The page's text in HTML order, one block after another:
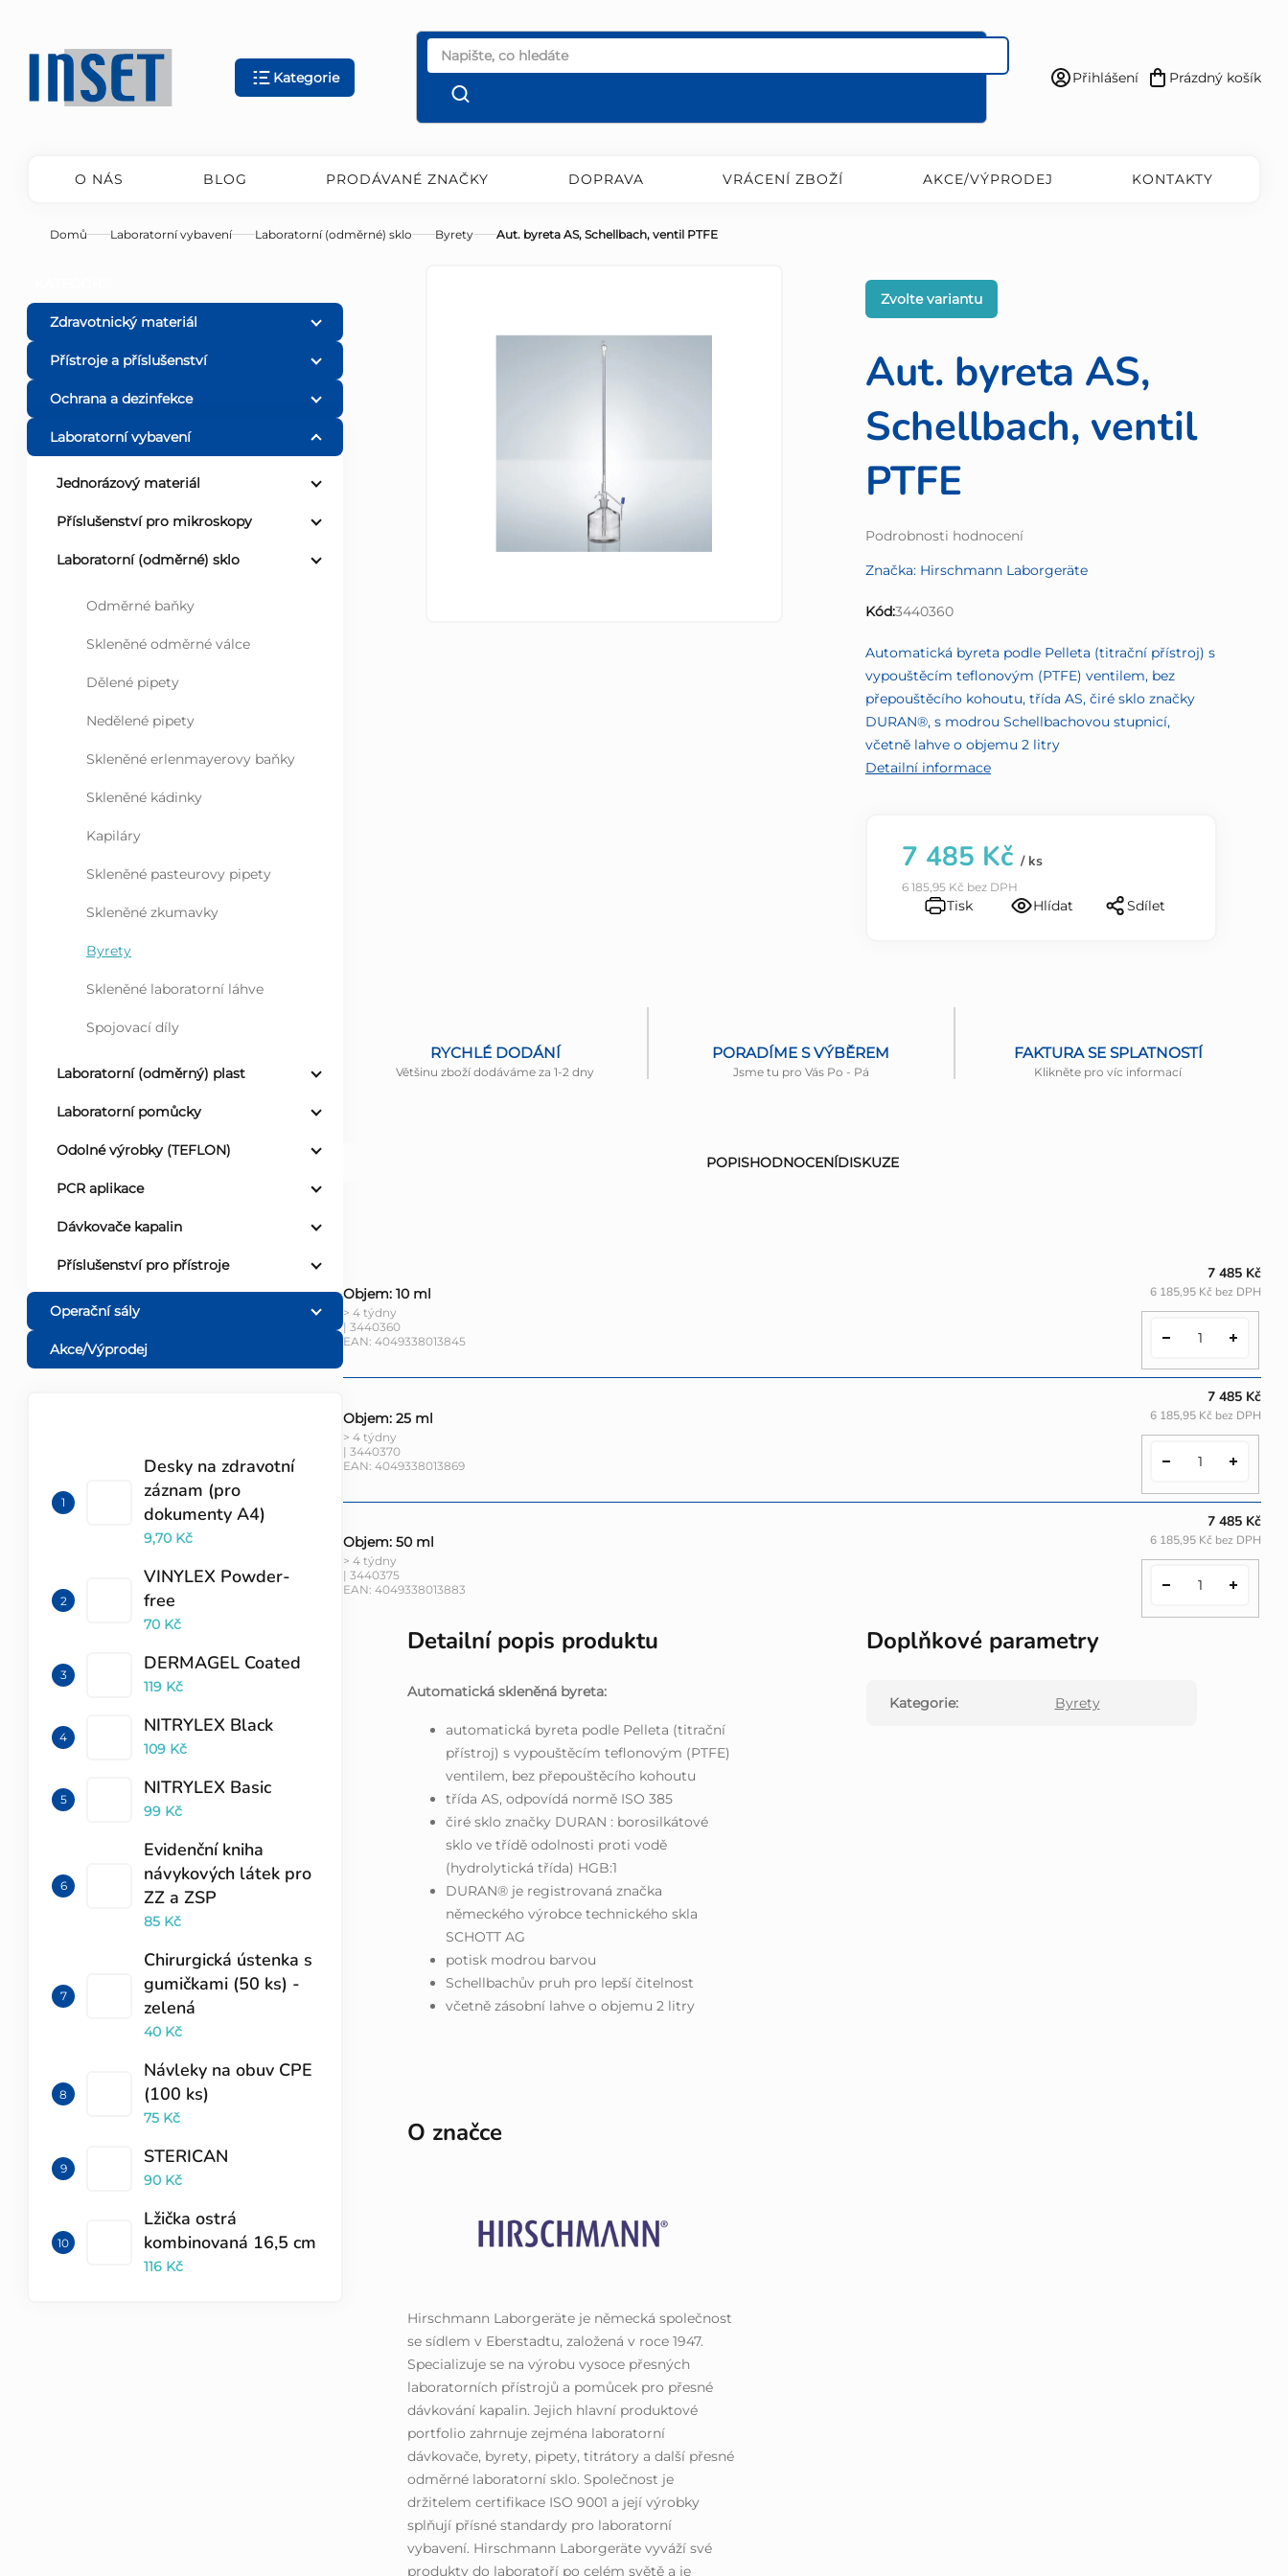
obsah
Kategorie
Přihlášení
Nákupní
Prázdný košík
O NÁS BLOG PRODÁVANÉ ZNAČKY DOPRAVA VRÁCENÍ ZBOŽÍ AKCE/VÝPRODEJ KONTAKTY
Domů Laboratorní vybavení Laboratorní (odměrné) sklo Byrety Aut. byreta AS, Schellbach, ventil PTFE
o
s
t
Zdravotnický materiál
Přístroje a příslušenství
Ochrana a dezinfekce
Laboratorní vybavení
Jednorázový materiál
Příslušenství pro mikroskopy
Laboratorní (odměrné) sklo
Odměrné baňky
Skleněné odměrné válce
Dělené pipety
Nedělené pipety
Skleněné erlenmayerovy baňky
Skleněné kádinky
Kapiláry
Skleněné pasteurovy pipety
Skleněné zkumavky
Byrety
Skleněné laboratorní láhve
Spojovací díly
Laboratorní (odměrný) plast
Laboratorní pomůcky
Odolné výrobky (TEFLON)
PCR aplikace
Dávkovače kapalin
Příslušenství pro přístroje
Operační sály
Akce/Výprodej
Desky na zdravotní
záznam (pro
dokumenty A4)
9,70 Kč
VINYLEX Powder-
free
70 Kč
DERMAGEL Coated
119 Kč
NITRYLEX Black
109 Kč
NITRYLEX Basic
99 Kč
Evidenční kniha
návykových látek pro
ZZ a ZSP
85 Kč
Chirurgická ústenka s
gumičkami (50 ks) -
zelená
40 Kč
Návleky na obuv CPE
(100 ks)
75 Kč
STERICAN
90 Kč
Lžička ostrá
kombinovaná 16,5 cm
116 Kč
Aut. byreta AS,
Schellbach, ventil
PTFE
Průměrné
produktu
0,0
hvězdiček.
Podrobnosti hodnocení
Značka: Hirschmann Laborgeräte
Kód:3440360
Zvolte variantu
Automatická byreta podle Pelleta (titrační přístroj) s
vypouštěcím teflonovým (PTFE) ventilem, bez
přepouštěcího kohoutu, třída AS, čiré sklo značky
DURAN®, s modrou Schellbachovou stupnicí,
včetně lahve o objemu 2 litry
Detailní informace
7 485 Kč / ks
6 185,95 Kč bez DPH
Tisk Hlídat Sdílet
RYCHLÉ DODÁNÍ
Většinu zboží dodáváme za 1-2 dny
PORADÍME S VÝBĚREM
Jsme tu pro Vás Po - Pá
FAKTURA SE SPLATNOSTÍ
Klikněte pro víc informací
POPISHODNOCENÍDISKUZE
Objem: 10 ml
> 4 týdny
| 3440360
EAN: 4049338013845
7 485 Kč
6 185,95 Kč bez DPH
Objem: 25 ml
> 4 týdny
| 3440370
EAN: 4049338013869
7 485 Kč
6 185,95 Kč bez DPH
Objem: 50 ml
> 4 týdny
| 3440375
EAN: 4049338013883
7 485 Kč
6 185,95 Kč bez DPH
Detailní popis produktu
Automatická skleněná byreta:
automatická byreta podle Pelleta (titrační
přístroj) s vypouštěcím teflonovým (PTFE)
ventilem, bez přepouštěcího kohoutu
třída AS, odpovídá normě ISO 385
čiré sklo značky DURAN : borosilkátové
sklo ve třídě odolnosti proti vodě
(hydrolytická třída) HGB:1
DURAN® je registrovaná značka
německého výrobce technického skla
SCHOTT AG
potisk modrou barvou
Schellbachův pruh pro lepší čitelnost
včetně zásobní lahve o objemu 2 litry
O značce
Hirschmann Laborgeräte je německá společnost
se sídlem v Eberstadtu, založená v roce 1947.
Specializuje se na výrobu vysoce přesných
laboratorních přístrojů a pomůcek pro přesné
dávkování kapalin. Jejich hlavní produktové
portfolio zahrnuje zejména laboratorní
dávkovače, byrety, pipety, titrátory a další přesné
odměrné laboratorní sklo. Společnost je
držitelem certifikace ISO 9001 a její výrobky
splňují přísné standardy pro laboratorní
vybavení. Hirschmann Laborgeräte vyváží své
produkty do laboratoří po celém světě a je
Doplňkové parametry
Kategorie: Byrety